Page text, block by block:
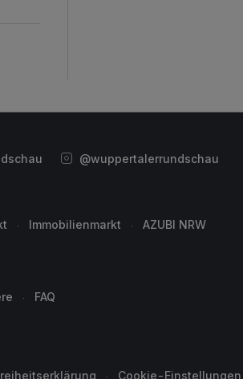
@wuppertalerrundschau
Immobilienmarkt AZUBI NRW
FAQ
Cookie-Einstellungen